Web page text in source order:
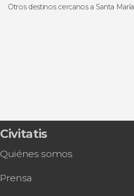
Visitas guiadas y free tours
Otros destinos cercanos a Santa María
Civitatis
Quiénes somos
Prensa